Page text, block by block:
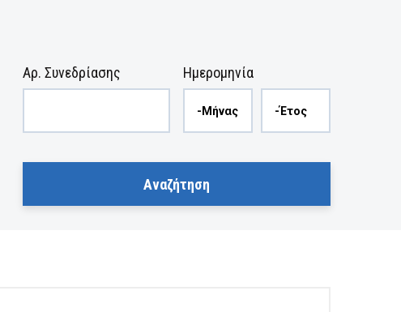
Ημερομηνία
Αρ. Συνεδρίασης